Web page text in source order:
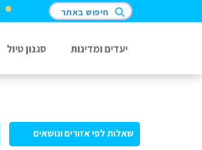
חיפוש באתר
יעדים ומדינות סגנון טיול
שאלות לפי אזורים ונושאים